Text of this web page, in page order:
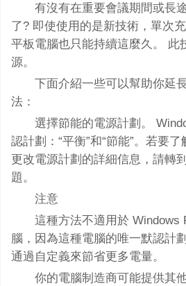
有沒有在重要會議期間或長
了? 即使使用的是新技術，單次
平板電腦也只能持續這麼久。 此
源。
下面介紹一些可以幫助你延
法：
選擇節能的電源計劃。
認計劃：“平衡”和“節能”。若要
更改電源計劃的詳細信息，請轉
題。
注意
這種方法不適用於 Windows
腦，因為這種電腦的唯一默認計
通過自定義來節省更多電量。
你的電腦制造商可能提供其他